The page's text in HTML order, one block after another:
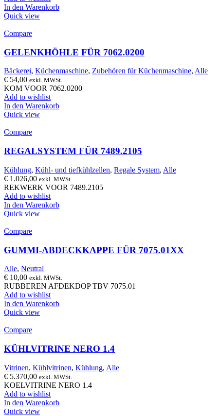
In den Warenkorb
Quick view
Compare
GELENKHÖHLE FÜR 7062.0200
Bäckerei, Küchenmaschine, Zubehören für Küchenmaschine, Alle
€ 54,00 exkl. MWSt.
KOM VOOR 7062.0200
Add to wishlist
In den Warenkorb
Quick view
Compare
REGALSYSTEM FÜR 7489.2105
Kühlung, Kühl- und tiefkühlzellen, Regale System, Alle
€ 1.026,00 exkl. MWSt.
REKWERK VOOR 7489.2105
Add to wishlist
In den Warenkorb
Quick view
Compare
GUMMI-ABDECKKAPPE FÜR 7075.01XX
Alle, Neutral
€ 10,00 exkl. MWSt.
RUBBEREN AFDEKDOP TBV 7075.01
Add to wishlist
In den Warenkorb
Quick view
Compare
KÜHLVITRINE NERO 1.4
Vitrinen, Kühlvitrinen, Kühlung, Alle
€ 5.370,00 exkl. MWSt.
KOELVITRINE NERO 1.4
Add to wishlist
In den Warenkorb
Quick view